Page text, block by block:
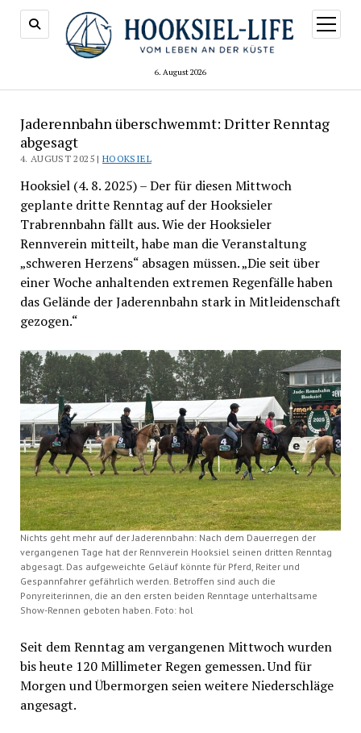
6. August 2026
Menü
öffnen
Jaderennbahn überschwemmt: Dritter Renntag
abgesagt
4. AUGUST 2025 |HOOKSIEL
Hooksiel (4. 8. 2025) – Der für diesen Mittwoch
geplante dritte Renntag auf der Hooksieler
Trabrennbahn fällt aus. Wie der Hooksieler
Rennverein mitteilt, habe man die Veranstaltung
„schweren Herzens“ absagen müssen. „Die seit über
einer Woche anhaltenden extremen Regenfälle haben
das Gelände der Jaderennbahn stark in Mitleidenschaft
gezogen.“
Nichts geht mehr auf der Jaderennbahn: Nach dem Dauerregen der
vergangenen Tage hat der Rennverein Hooksiel seinen dritten Renntag
abgesagt. Das aufgeweichte Geläuf könnte für Pferd, Reiter und
Gespannfahrer gefährlich werden. Betroffen sind auch die
Ponyreiterinnen, die an den ersten beiden Renntage unterhaltsame
Show-Rennen geboten haben. Foto: hol
Seit dem Renntag am vergangenen Mittwoch wurden
bis heute 120 Millimeter Regen gemessen. Und für
Morgen und Übermorgen seien weitere Niederschläge
angesagt.